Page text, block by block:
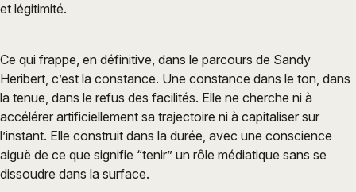
et légitimité.
Ce qui frappe, en définitive, dans le parcours de Sandy
Heribert, c’est la constance. Une constance dans le ton, dans
la tenue, dans le refus des facilités. Elle ne cherche ni à
accélérer artificiellement sa trajectoire ni à capitaliser sur
l’instant. Elle construit dans la durée, avec une conscience
aiguë de ce que signifie “tenir” un rôle médiatique sans se
dissoudre dans la surface.